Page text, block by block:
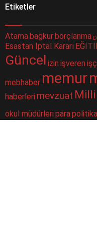
Etiketler
Atamabağkurborçlanma
Esastan İptal Kararı
Güncel izin işveren
mebhaber memur
haberleri mevzuat Milli
okul müdürleriparapolitika